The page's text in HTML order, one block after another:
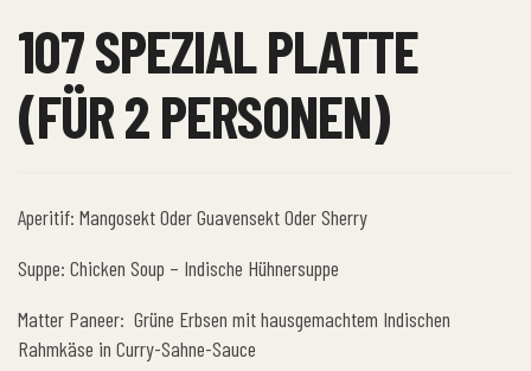
107 SPEZIAL PLATTE
(FÜR 2 PERSONEN)
Aperitif: Mangosekt Oder Guavensekt Oder Sherry
Suppe: Chicken Soup – Indische Hühnersuppe
Matter Paneer: Grüne Erbsen mit hausgemachtem Indischen
Rahmkäse in Curry-Sahne-Sauce